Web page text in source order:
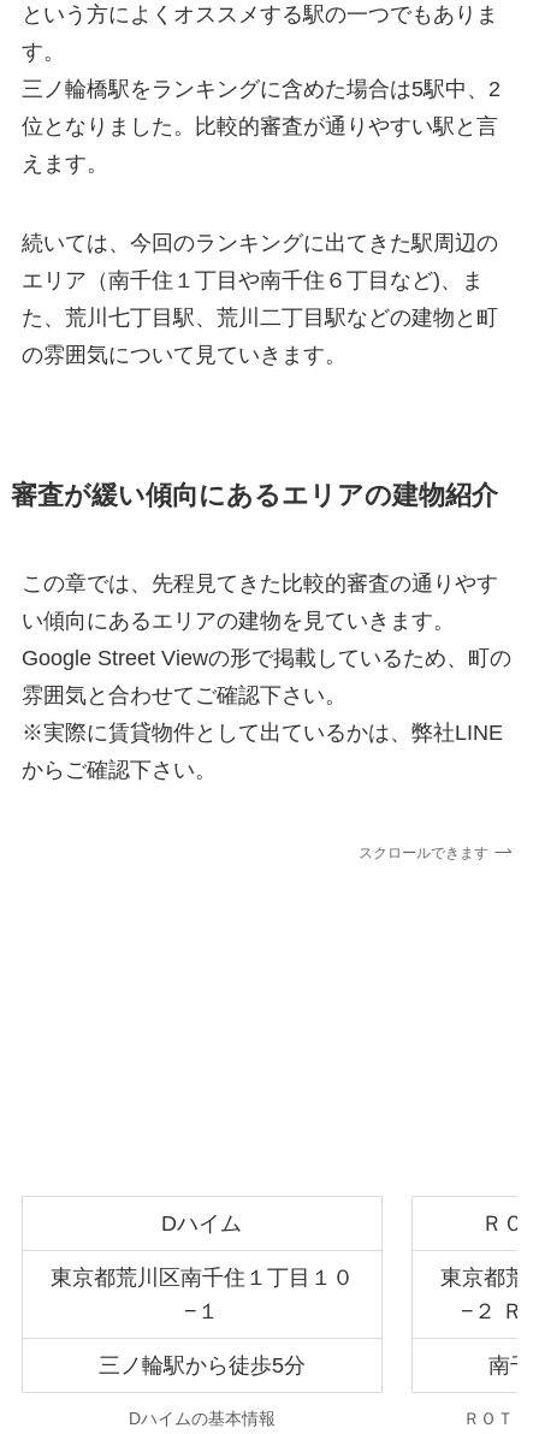
という方によくオススメする駅の一つでもありま
す。
三ノ輪橋駅をランキングに含めた場合は5駅中、2
位となりました。比較的審査が通りやすい駅と言
えます。
続いては、今回のランキングに出てきた駅周辺の
エリア（南千住１丁目や南千住６丁目など)、ま
た、荒川七丁目駅、荒川二丁目駅などの建物と町
の雰囲気について見ていきます。
審査が緩い傾向にあるエリアの建物紹介
この章では、先程見てきた比較的審査の通りやす
い傾向にあるエリアの建物を見ていきます。
Google Street Viewの形で掲載しているため、町の
雰囲気と合わせてご確認下さい。
※実際に賃貸物件として出ているかは、弊社LINE
からご確認下さい。
スクロールできます
Dハイム
東京都荒川区南千住１丁目１０
−１
三ノ輪駅から徒歩5分
Dハイムの基本情報
ＲＯ
東京都荒
−２ Ｒ
南千
ＲＯＴＩ